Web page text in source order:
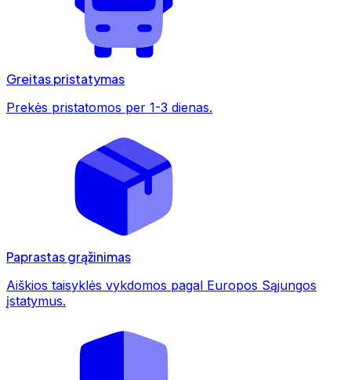
Greitas pristatymas
Prekės pristatomos per 1-3 dienas.
Paprastas grąžinimas
Aiškios taisyklės vykdomos pagal Europos Sąjungos
įstatymus.